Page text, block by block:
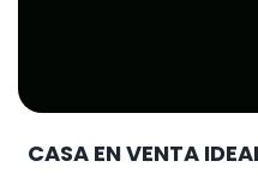
CASA EN VENTA